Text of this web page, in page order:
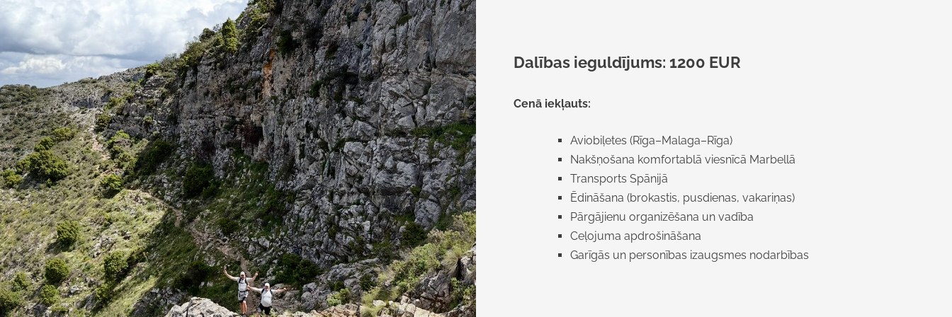
Dalības ieguldījums: 1200 EUR
Cenā iekļauts:
Aviobiļetes (Rīga–Malaga–Rīga)
Nakšņošana komfortablā viesnīcā Marbellā
Transports Spānijā
Ēdināšana (brokastis, pusdienas, vakariņas)
Pārgājienu organizēšana un vadība
Ceļojuma apdrošināšana
Garīgās un personības izaugsmes nodarbības